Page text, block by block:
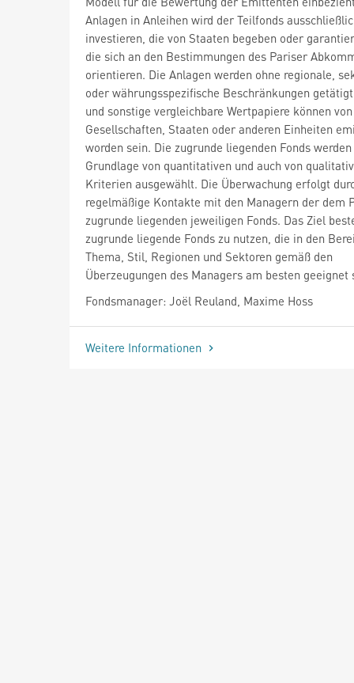
Anlagen in Anleihen wird der Teilfonds
investieren, die von Staaten begeben oder
die sich an den Bestimmungen des Pariser
orientieren. Die Anlagen werden ohne regionale,
oder währungsspezifische Beschränkungen
und sonstige vergleichbare Wertpapiere können von
Gesellschaften, Staaten oder anderen Einheiten
worden sein. Die zugrunde liegenden Fonds
Grundlage von quantitativen und auch von
Kriterien ausgewählt. Die Überwachung erfolgt
regelmäßige Kontakte mit den Managern der dem
zugrunde liegenden jeweiligen Fonds. Das Ziel
zugrunde liegende Fonds zu nutzen, die in den
Thema, Stil, Regionen und Sektoren gemäß den
Überzeugungen des Managers am besten geeignet
Fondsmanager: Joël Reuland, Maxime Hoss
Weitere Informationen